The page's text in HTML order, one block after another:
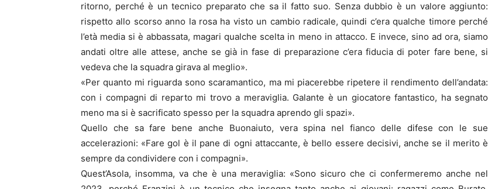
ritorno, perché è un tecnico preparato che sa il fatto suo. Senza dubbio è un valore aggiunto:
rispetto allo scorso anno la rosa ha visto un cambio radicale, quindi c’era qualche timore perché
l’età media si è abbassata, magari qualche scelta in meno in attacco. E invece, sino ad ora, siamo
andati oltre alle attese, anche se già in fase di preparazione c’era fiducia di poter fare bene, si
vedeva che la squadra girava al meglio».
«Per quanto mi riguarda sono scaramantico, ma mi piacerebbe ripetere il rendimento dell’andata:
con i compagni di reparto mi trovo a meraviglia. Galante è un giocatore fantastico, ha segnato
meno ma si è sacrificato spesso per la squadra aprendo gli spazi».
Quello che sa fare bene anche Buonaiuto, vera spina nel fianco delle difese con le sue
accelerazioni: «Fare gol è il pane di ogni attaccante, è bello essere decisivi, anche se il merito è
sempre da condividere con i compagni».
Quest’Asola, insomma, va che è una meraviglia: «Sono sicuro che ci confermeremo anche nel